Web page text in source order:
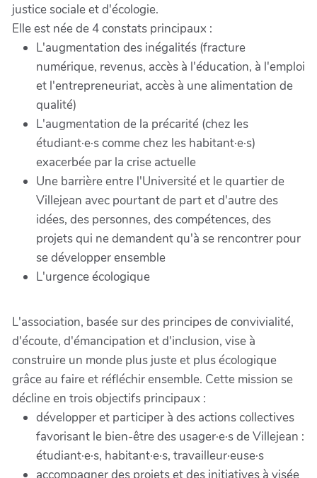
justice sociale et d'écologie.
Elle est née de 4 constats principaux :
L'augmentation des inégalités (fracture
numérique, revenus, accès à l'éducation, à l'emploi
et l'entrepreneuriat, accès à une alimentation de
qualité)
L'augmentation de la précarité (chez les
étudiant·e·s comme chez les habitant·e·s)
exacerbée par la crise actuelle
Une barrière entre l'Université et le quartier de
Villejean avec pourtant de part et d'autre des
idées, des personnes, des compétences, des
projets qui ne demandent qu'à se rencontrer pour
se développer ensemble
L'urgence écologique
L'association, basée sur des principes de convivialité,
d'écoute, d'émancipation et d'inclusion, vise à
construire un monde plus juste et plus écologique
grâce au faire et réfléchir ensemble. Cette mission se
décline en trois objectifs principaux :
développer et participer à des actions collectives
favorisant le bien-être des usager·e·s de Villejean :
étudiant·e·s, habitant·e·s, travailleur·euse·s
accompagner des projets et des initiatives à visée